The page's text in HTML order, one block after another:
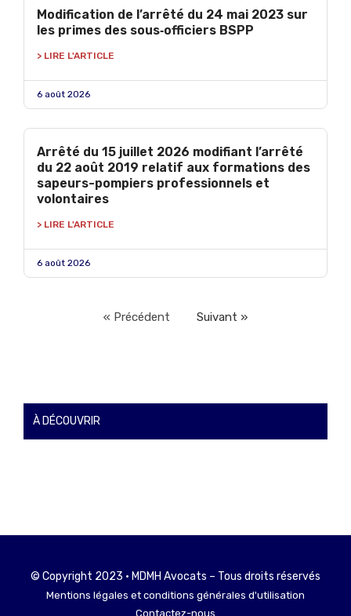
Modification de l’arrêté du 24 mai 2023 sur
les primes des sous‑officiers BSPP
> LIRE L'ARTICLE
6 août 2026
Arrêté du 15 juillet 2026 modifiant l’arrêté
du 22 août 2019 relatif aux formations des
sapeurs-pompiers professionnels et
volontaires
> LIRE L'ARTICLE
6 août 2026
« Précédent Suivant »
À DÉCOUVRIR
© Copyright 2023 • MDMH Avocats – Tous droits réservés
Mentions légales et conditions générales d'utilisation
Contactez-nous